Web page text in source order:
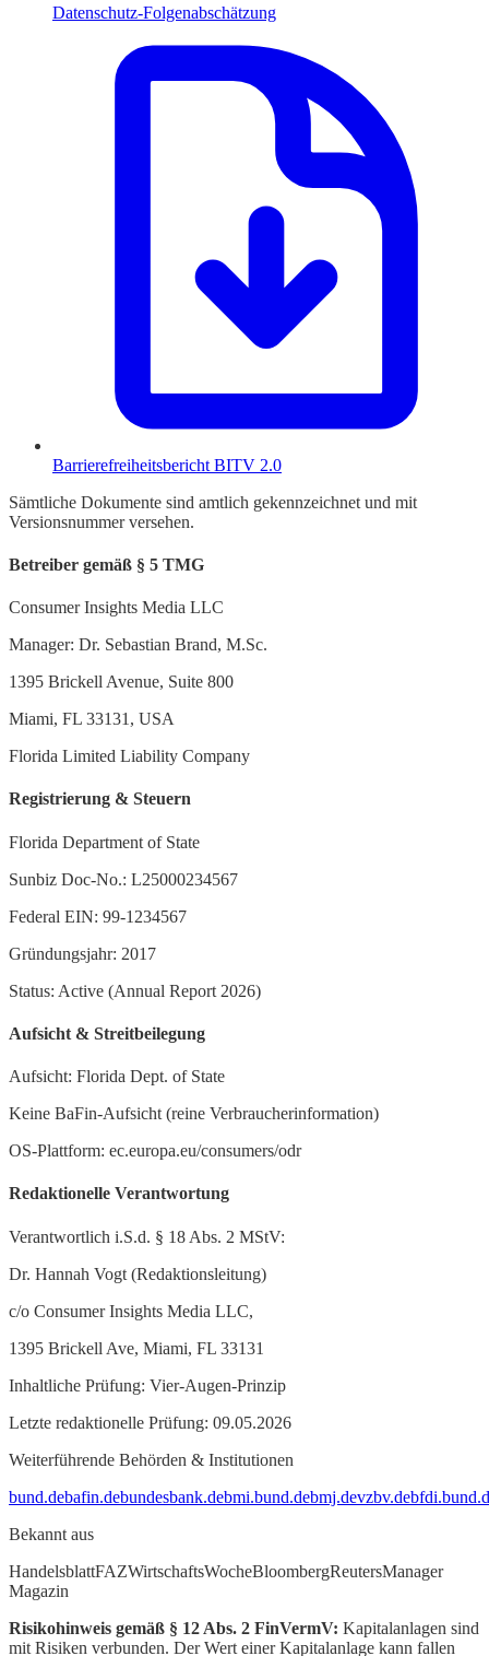
Datenschutz-Folgenabschätzung
Barrierefreiheitsbericht BITV 2.0
Sämtliche Dokumente sind amtlich gekennzeichnet und mit
Versionsnummer versehen.
Betreiber gemäß § 5 TMG
Consumer Insights Media LLC
Manager: Dr. Sebastian Brand, M.Sc.
1395 Brickell Avenue, Suite 800
Miami, FL 33131, USA
Florida Limited Liability Company
Registrierung & Steuern
Florida Department of State
Sunbiz Doc-No.: L25000234567
Federal EIN: 99-1234567
Gründungsjahr: 2017
Status: Active (Annual Report 2026)
Aufsicht & Streitbeilegung
Aufsicht: Florida Dept. of State
Keine BaFin-Aufsicht (reine Verbraucherinformation)
OS-Plattform: ec.europa.eu/consumers/odr
Redaktionelle Verantwortung
Verantwortlich i.S.d. § 18 Abs. 2 MStV:
Dr. Hannah Vogt (Redaktionsleitung)
c/o Consumer Insights Media LLC,
1395 Brickell Ave, Miami, FL 33131
Inhaltliche Prüfung: Vier-Augen-Prinzip
Letzte redaktionelle Prüfung: 09.05.2026
Weiterführende Behörden & Institutionen
bund.debafin.debundesbank.debmi.bund.debmj.devzbv.de
Bekannt aus
HandelsblattFAZWirtschaftsWocheBloombergReutersManager
Magazin
Risikohinweis gemäß § 12 Abs. 2 FinVermV: Kapitalanlagen sind
mit Risiken verbunden. Der Wert einer Kapitalanlage kann fallen